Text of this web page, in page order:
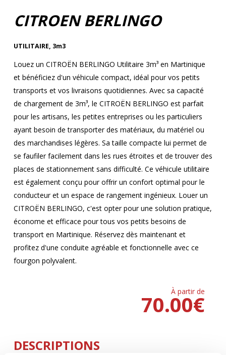
CITROEN BERLINGO
UTILITAIRE, 3m3
Louez un CITROËN BERLINGO Utilitaire 3m³ en Martinique
et bénéficiez d'un véhicule compact, idéal pour vos petits
transports et vos livraisons quotidiennes. Avec sa capacité
de chargement de 3m³, le CITROËN BERLINGO est parfait
pour les artisans, les petites entreprises ou les particuliers
ayant besoin de transporter des matériaux, du matériel ou
des marchandises légères. Sa taille compacte lui permet de
se faufiler facilement dans les rues étroites et de trouver des
places de stationnement sans difficulté. Ce véhicule utilitaire
est également conçu pour offrir un confort optimal pour le
conducteur et un espace de rangement ingénieux. Louer un
CITROËN BERLINGO, c'est opter pour une solution pratique,
économe et efficace pour tous vos petits besoins de
transport en Martinique. Réservez dès maintenant et
profitez d'une conduite agréable et fonctionnelle avec ce
fourgon polyvalent.
À partir de
€
70.00
DESCRIPTIONS